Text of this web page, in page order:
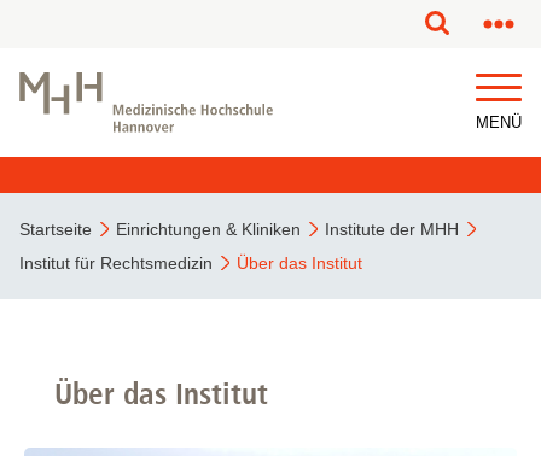
MENÜ
Startseite Einrichtungen & Kliniken
Institute der MHH
Institut für Rechtsmedizin
Über das Institut
Über das Institut